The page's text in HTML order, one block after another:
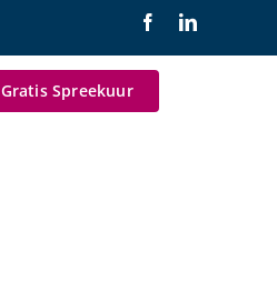
Gratis Spreekuur